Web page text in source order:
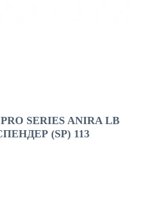
SERIES ANIRA LB
(SP) 113